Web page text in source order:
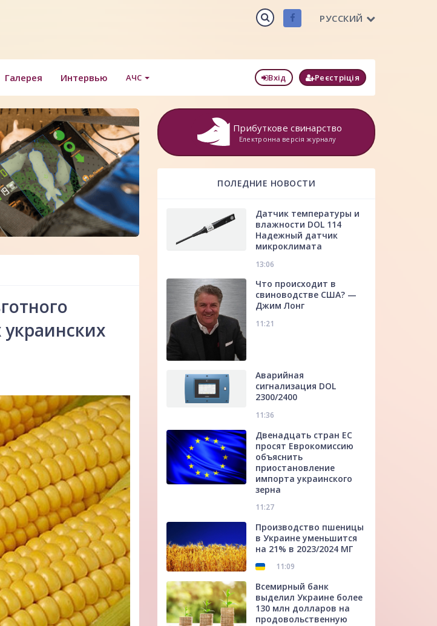
РУССКИЙ
Галерея Интервью АЧС Вхід Реєстріція
Прибуткове свинарство
Електронна версія журналу
ПОЛЕДНИЕ НОВОСТИ
Датчик температуры и
влажности DOL 114
Надежный датчик
микроклимата
13:06
Что происходит в
свиноводстве США? —
Джим Лонг
11:21
Аварийная
сигнализация DOL
2300/2400
11:36
Двенадцать стран ЕС
просят Еврокомиссию
объяснить
приостановление
импорта украинского
зерна
11:27
Производство пшеницы
в Украине уменьшится
на 21% в 2023/2024 МГ
11:09
Всемирный банк
выделил Украине более
130 млн долларов на
продовольственную